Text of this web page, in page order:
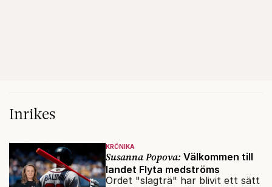
Inrikes
KRÖNIKA
Susanna Popova: Välkommen till
landet Flyta medströms
Ordet "slagträ" har blivit ett sätt